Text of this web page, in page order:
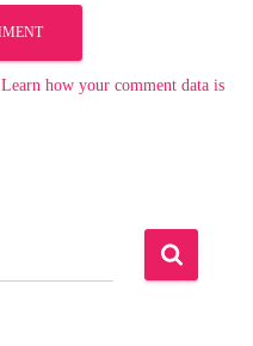
Learn how your comment data is